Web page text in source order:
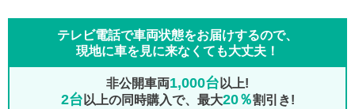
テレビ電話で車両状態をお届けするので、
現地に車を見に来なくても大丈夫！
非公開車両1,000台 以上!
2台 以上の同時購入で、最大20％割引き!